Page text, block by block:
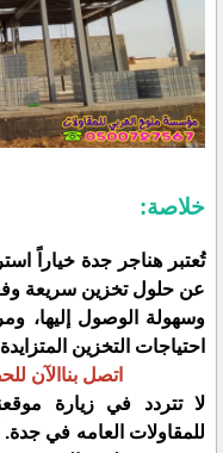
خلاصة:
تُعتبر هناجر جدة خياراً
عن حلول تخزين سريعة
وسهولة الوصول إليها،
احتياجات التخزين
اتصل بناالآن
لا تتردد في زيارة
للمقاولات العامه في جدة.